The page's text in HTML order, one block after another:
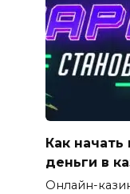
Как начать
деньги в
Онлайн-